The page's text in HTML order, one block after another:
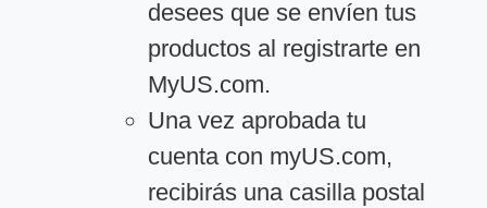
desees que se envíen tus
productos al registrarte en
MyUS.com.
Una vez aprobada tu
cuenta con myUS.com,
recibirás una casilla postal